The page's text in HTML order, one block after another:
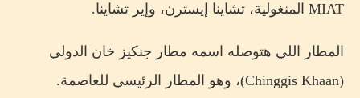
MIAT المنغولية، تشاينا إيسترن، وإير تشاينا.
المطار اللي هتوصله اسمه مطار جنكيز خان الدولي
(Chinggis Khaan)، وهو المطار الرئيسي للعاصمة.